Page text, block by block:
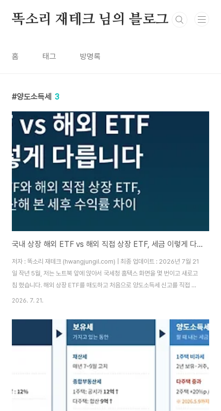
똑소리 재테크 님의 블로그
홈 태그 방명록
양도소득세 3
국내 상장 해외 ETF vs 해외 직접 상장 ETF, 세금 이렇게 다릅니다
저자 : 똑소리 재테크 (hwangjungil.com) | 최종 업데이트 : 2026년 7월 21
일 작년 5월, 저는 노트북 앞에 앉아서 국세청 홈택스 화면을 몇 번이고 새로고
침 했습니다. 해외 상장 ETF를 매도하고 처음으로 양도소득세 신고를 직접 해
본 날이었는데, 계산기를 두드리다가 순간 손이 멈췄습니다. 분명 수익률로는
했던 것보다 한참 적었기 때문입니다.같은 시기에 국내 증권사 계좌로 담아둔
국내 상장 해외 ETF는 세금 계산 자체를 신경 쓸 필요가 없었습니다. 증권사가
알아서 원천징수하고 끝났으니까요. 그때 처음으로 궁금해졌습니다. 똑같이 미
국 지수를 추종하는 ETF인데, 어디에 상장되어 있느냐에 따라 왜 세금 구..
2026. 7. 21.